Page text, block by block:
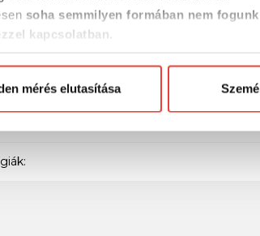
soha semmilyen formában nem
kapcsolatban.
mérés elutasítása